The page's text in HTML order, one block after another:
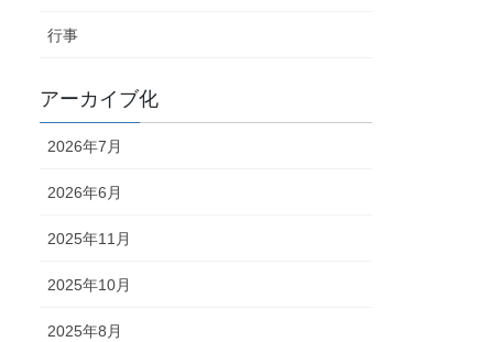
行事
アーカイブ化
2026年7月
2026年6月
2025年11月
2025年10月
2025年8月